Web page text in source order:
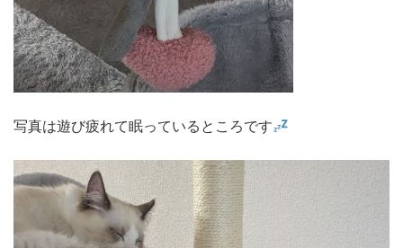
写真は遊び疲れて眠っているところです